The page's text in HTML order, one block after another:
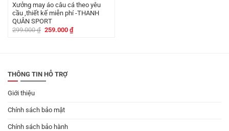
Xưởng may áo câu cá theo yêu
cầu ,thiết kế miễn phí -THANH
QUÂN SPORT
299.000₫ Giá
259.000 ₫Giá
hiện
THÔNG TIN HỖ TRỢ
Giới thiệu
Chính sách bảo mật
Chính sách bảo hành